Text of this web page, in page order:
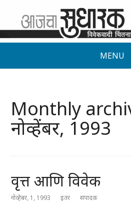
MENU
Monthly
नोव्हेंबर, 1993
वृत्त आणि विवेक
नोव्हेंबर, 1, 1993 इतर संपादक